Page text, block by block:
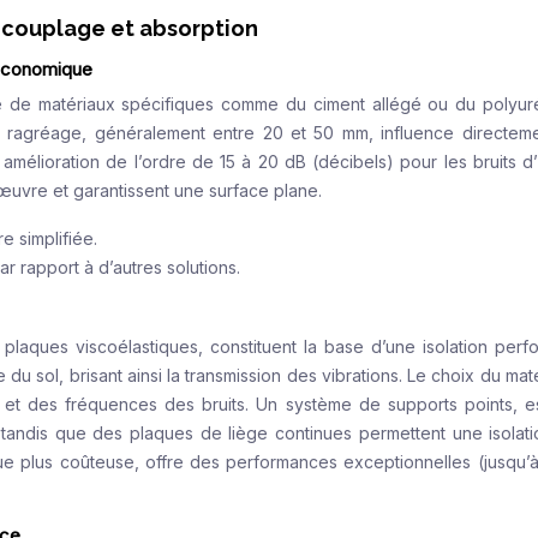
et absorption
de matériaux spécifiques comme du ciment allégé ou du
ragréage, généralement entre 20 et 50 mm, influence
de l’ordre de 15 à 20 dB (décibels) pour les bruits
et garantissent une surface plane.
simplifiée.
rapport à d’autres solutions.
viscoélastiques, constituent la base d’une isolation
sol, brisant ainsi la transmission des vibrations. Le choix du
des fréquences des bruits. Un système de supports points,
que des plaques de liège continues permettent une
plus coûteuse, offre des performances exceptionnelles